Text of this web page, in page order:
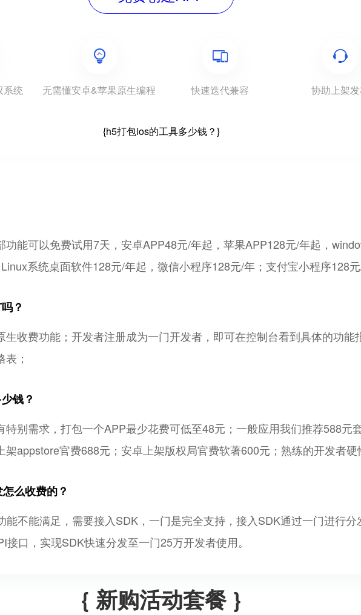
系统 无需懂安卓&苹果原生编程 快速迭代兼容 协助上架
{h5打包ios的工具多少钱？}
能可以免费试用7天，安卓APP48元/年起，苹果APP128元/年起，
系统桌面软件128元/年起，微信小程序128元/年；支付宝小程序128元
？
收费功能；开发者注册成为一门开发者，即可在控制台看到具体的功能
；
钱？
别需求，打包一个APP最少花费可低至48元；一般应用我们推荐588元
appstore官费688元；安卓上架版权局官费软著600元；熟练的开发者硬
么收费的？
不能满足，需要接入SDK，一门是完全支持，接入SDK通过一门进行分
口，实现SDK快速分发至一门25万开发者使用。
{ 新购活动套餐 }